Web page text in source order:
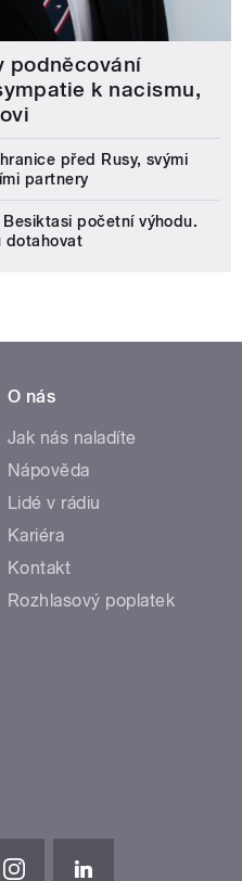
podněcování
k nacismu,
před Rusy, svými
partnery
početní výhodu.
dotahovat
O nás
Jak nás naladíte
Nápověda
Lidé v rádiu
Kariéra
Kontakt
Rozhlasový poplatek